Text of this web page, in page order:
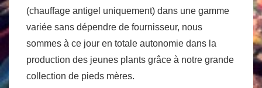
(chauffage antigel uniquement) dans une gamme
variée sans dépendre de fournisseur, nous
sommes à ce jour en totale autonomie dans la
production des jeunes plants grâce à notre grande
collection de pieds mères.